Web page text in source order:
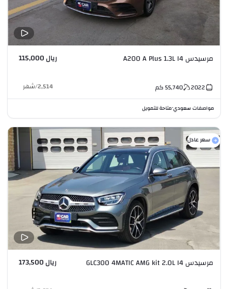
مرسيدس A200 A Plus 1.3L I4 ريال 115,000
2022
55,740كم 2,514
/شهر
مواصفات سعودي•متاحة للتمويل
سعر عادل
مرسيدس GLC300 4MATIC AMG kit 2.0L I4 ريال 173,500